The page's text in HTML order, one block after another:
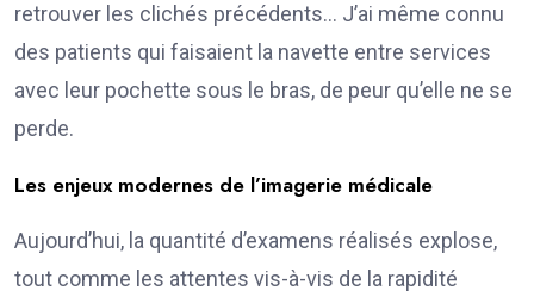
retrouver les clichés précédents… J’ai même connu
des patients qui faisaient la navette entre services
avec leur pochette sous le bras, de peur qu’elle ne se
perde.
Les enjeux modernes de l’imagerie médicale
Aujourd’hui, la quantité d’examens réalisés explose,
tout comme les attentes vis-à-vis de la rapidité